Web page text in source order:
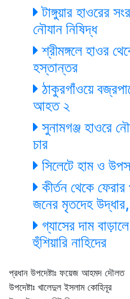
টাঙ্গুয়ার হাওরের
নৌযান নিষিদ্ধ
শ্রীমঙ্গলে হাওর
হস্তান্তর
ঠাকুরগাঁওয়ে
আহত ২
সুনামগঞ্জ হাওরে
চার
সিলেটে হাম ও
কীর্তন থেকে
জনের মৃতদেহ
গ্যাসের দাম
হুঁশিয়ারি নাহিদের
প্রধান উপদেষ্টাঃ ফয়েজ আহমদ দৌলত
উপদেষ্টাঃ খালেদুল ইসলাম কোহিনূর